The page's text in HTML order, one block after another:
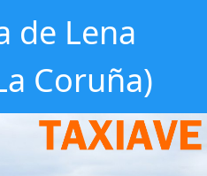
de Lena
Coruña)